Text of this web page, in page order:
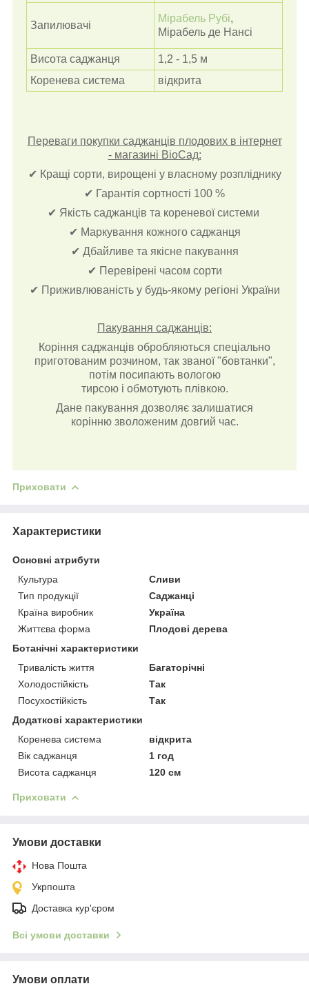
Запилювачі
Мірабель Рубі,
Мірабель де Нансі
Висота саджанця
1,2 - 1,5 м
Коренева система
відкрита
Переваги покупки саджанців плодових в інтернет
- магазині BioСад:
✔ Кращі сорти, вирощені у власному розпліднику
✔ Гарантія сортності 100 %
✔ Якість саджанців та кореневої системи
✔ Маркування кожного саджанця
✔ Дбайливе та якісне пакування
✔ Перевірені часом сорти
✔ Приживлюваність у будь-якому регіоні України
Пакування саджанців:
Коріння саджанців обробляються спеціально
приготованим розчином, так званої "бовтанки",
потім посипають вологою
тирсою і обмотують плівкою.
Дане пакування дозволяє залишатися
корінню зволоженим довгий час.
Приховати
Характеристики
Основні атрибути
Культура
Сливи
Тип продукції
Саджанці
Країна виробник
Україна
Життєва форма
Плодові дерева
Ботанічні характеристики
Тривалість життя
Багаторічні
Холодостійкість
Так
Посухостійкість
Так
Додаткові характеристики
Коренева система
відкрита
Вік саджанця
1 год
Висота саджанця
120 см
Приховати
Умови доставки
Нова Пошта
Укрпошта
Доставка кур'єром
Всі умови доставки
Умови оплати